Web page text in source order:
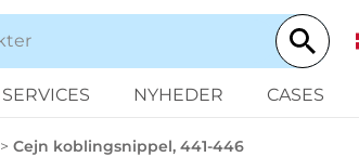
SERVICES NYHEDER CASES
> Cejn koblingsnippel, 441-446